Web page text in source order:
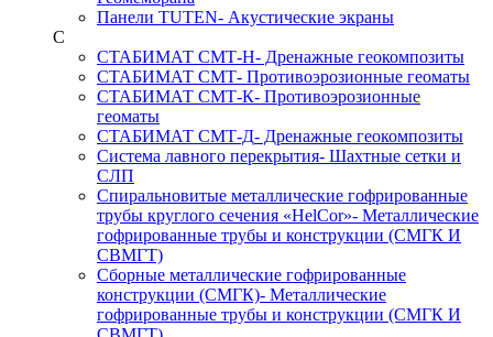
Панели TUTEN- Акустические экраны
С
СТАБИМАТ СМТ-Н- Дренажные геокомпозиты
СТАБИМАТ СМТ- Противоэрозионные геоматы
СТАБИМАТ СМТ-К- Противоэрозионные
геоматы
СТАБИМАТ СМТ-Д- Дренажные геокомпозиты
Система лавного перекрытия- Шахтные сетки и
СЛП
Спиральновитые металлические гофрированные
трубы круглого сечения «HelCor»- Металлические
гофрированные трубы и конструкции (СМГК И
СВМГТ)
Сборные металлические гофрированные
конструкции (СМГК)- Металлические
гофрированные трубы и конструкции (СМГК И